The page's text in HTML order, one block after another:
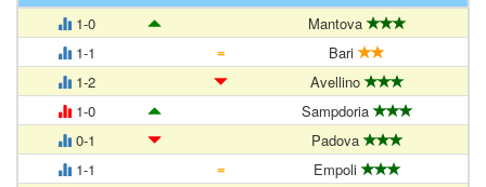
1-0
Mantova
1-1
=
Bari
1-2
Avellino
1-0
Sampdoria
0-1
Padova
1-1
=
Empoli